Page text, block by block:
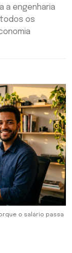
a engenharia
os
o salário passa